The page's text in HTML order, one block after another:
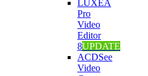
LUXEA
Pro
Video
Editor
8UPDATE
ACDSee
Video